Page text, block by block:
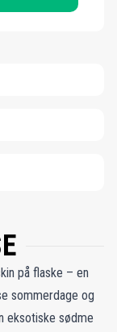
på flaske – en
sommerdage og
eksotiske sødme